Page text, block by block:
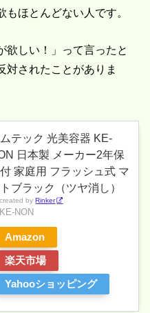
ほとんどない人です。
欲しい！」って言ったと
対されたことがありま
テック 光美容器 KE-
日本製 メーカー2年保
家庭用 フラッシュ式 マ
ブラック（ツヤ消し）
created byRinker
KE-NON
Amazon
楽天市場
Yahooショッピング